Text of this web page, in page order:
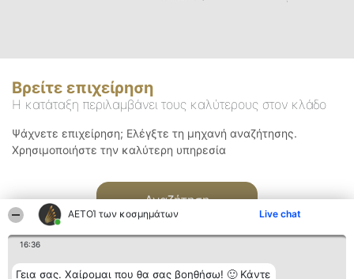
ΑΕΤΟΊ των κοσμημάτων Live chat
16:36
Γεια σας. Χαίρομαι που θα σας βοηθήσω! 🙂 Κάντε
Βρείτε επιχείρηση
Η κατάταξη περιλαμβάνει τους καλύτερους στον κλάδο
Ψάχνετε επιχείρηση; Ελέγξτε τη μηχανή αναζήτησης.
Χρησιμοποιήστε την καλύτερη υπηρεσία
Αναζήτηση